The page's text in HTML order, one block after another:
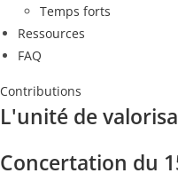
Temps forts
Ressources
FAQ
Contributions
L'unité de
Concertation du